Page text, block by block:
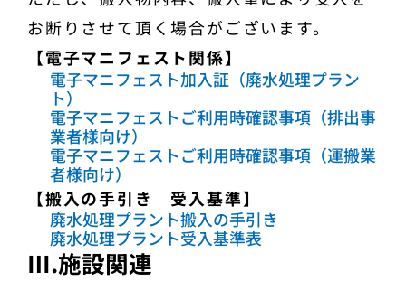
お断りさせて頂く場合がございます。
【電子マニフェスト関係】
電子マニフェスト加入証（廃水処理プラン
ト）
電子マニフェストご利用時確認事項（排出事
業者様向け）
電子マニフェストご利用時確認事項（運搬業
者様向け）
【搬入の手引き 受入基準】
廃水処理プラント搬入の手引き
廃水処理プラント受入基準表
Ⅲ.施設関連